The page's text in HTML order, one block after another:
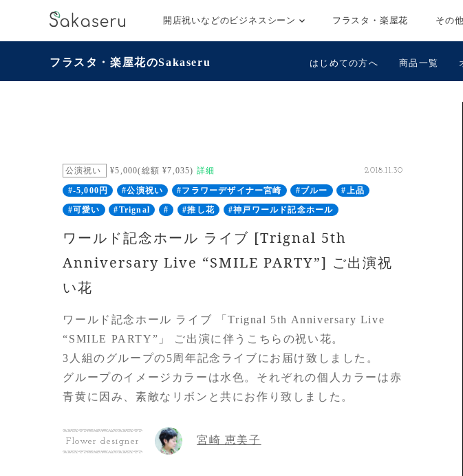
開店祝いなどのビジネスシーン フラスタ・楽屋花 その
フラスタ・楽屋花のSakaseru はじめての方へ 商品一覧
公演祝い ¥5,000(総額 ¥7,035) 詳細 2018.11.30
#-5,000円 #公演祝い #フラワーデザイナー宮崎 #ブルー
#上品
#可愛い
#Trignal # #推し花 #神戸ワールド記念ホール
ワールド記念ホール ライブ [Trignal 5th
Anniversary Live “SMILE PARTY”] ご出演祝
い花
ワールド記念ホール ライブ 「Trignal 5th Anniversary Live
“SMILE PARTY”」 ご出演に伴うこちらの祝い花。
3人組のグループの5周年記念ライブにお届け致しました。
グループのイメージカラーは水色。それぞれの個人カラーは赤
青黄に因み、素敵なリボンと共にお作り致しました。
しました。
Flower designer 宮崎 恵美子